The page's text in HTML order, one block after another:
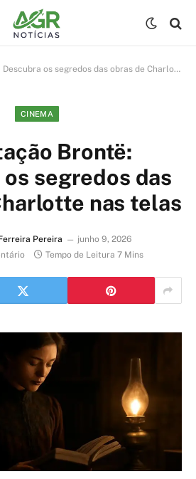
os segredos das obras de Charlotte nas telas
CINEMA
Brontë:
segredos das
nas telas
Pereira
junho 9, 2026
Tempo de Leitura 7 Mins